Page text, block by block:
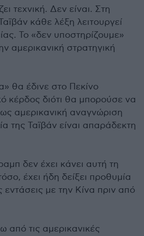
τεχνική. Δεν είναι. Στη
κάθε λέξη λειτουργεί
Το «δεν υποστηρίζουμε»
αμερικανική στρατηγική
θα έδινε στο Πεκίνο
κέρδος διότι θα μπορούσε να
αμερικανική αναγνώριση
της Ταϊβάν είναι απαράδεκτη
δεν έχει κάνει αυτή τη
έχει ήδη δείξει προθυμία
εντάσεις με την Κίνα πριν από
από τις αμερικανικές